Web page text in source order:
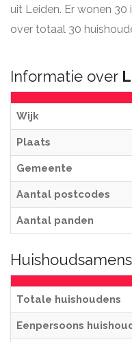
uit Leiden. Er wonen
over totaal 30
Informatie over
Wijk
Plaats
Gemeente
Aantal postcodes
Aantal panden
Totale huishoudens
Eenpersoons